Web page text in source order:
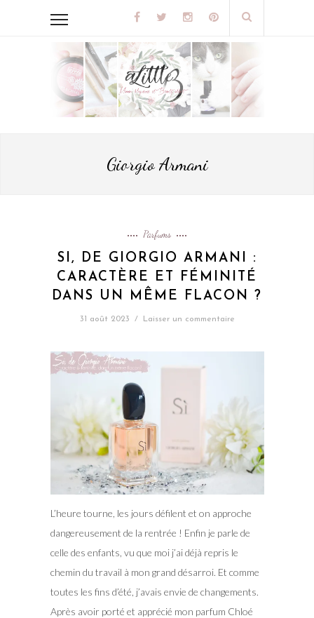
Giorgio Armani
Parfums
SI, DE GIORGIO ARMANI :
CARACTÈRE ET FÉMINITÉ
DANS UN MÊME FLACON ?
31 août 2023 / Laisser un commentaire
L’heure tourne, les jours défilent et on approche
dangereusement de la rentrée ! Enfin je parle de
celle des enfants, vu que moi j’ai déjà repris le
chemin du travail à mon grand désarroi. Et comme
toutes les fins d’été, j’avais envie de changements.
Après avoir porté et apprécié mon parfum Chloé